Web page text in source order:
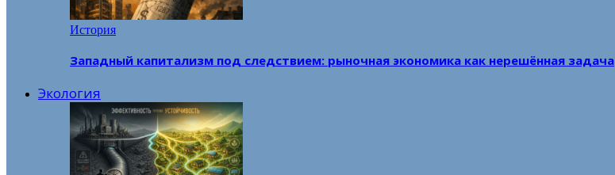
История
Западный капитализм под следствием: рыночная экономика как нерешённая задача
Экология